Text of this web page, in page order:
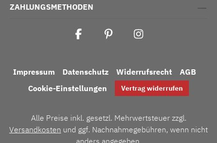
ZAHLUNGSMETHODEN
Impressum Datenschutz Widerrufsrecht
AGB
Cookie-Einstellungen
Vertrag widerrufen
Alle Preise inkl. gesetzl. Mehrwertsteuer zzgl.
Versandkosten und ggf. Nachnahmegebühren, wenn nicht